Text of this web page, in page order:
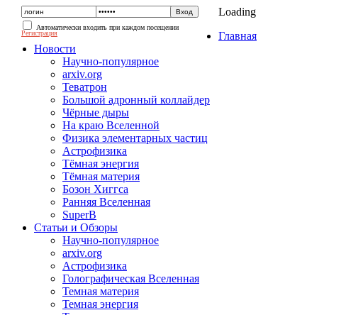
Автоматически входить при каждом посещении
Регистрация
Loading
Главная
Новости
Научно-популярное
arxiv.org
Теватрон
Большой адронный коллайдер
Чёрные дыры
На краю Вселенной
Физика элементарных частиц
Астрофизика
Тёмная энергия
Тёмная материя
Бозон Хиггса
Ранняя Вселенная
SuperB
Статьи и Обзоры
Научно-популярное
arxiv.org
Астрофизика
Голографическая Вселенная
Темная материя
Темная энергия